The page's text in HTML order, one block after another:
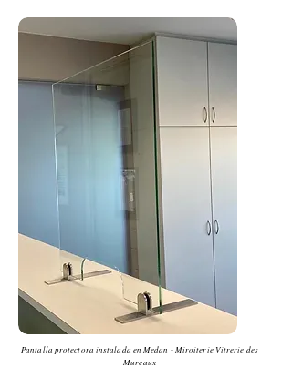
Pantalla protectora instalada en Medan - Miroiterie Vitrerie des
Mureaux